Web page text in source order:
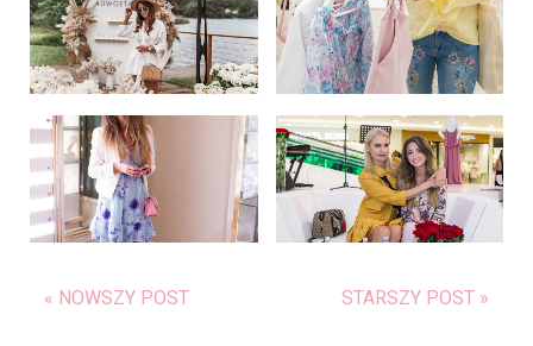
« NOWSZY POST STARSZY POST »